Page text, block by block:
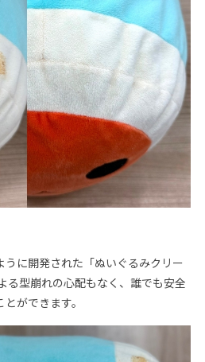
うに開発された「ぬいぐるみクリー
る型崩れの心配もなく、誰でも安全
ができます。